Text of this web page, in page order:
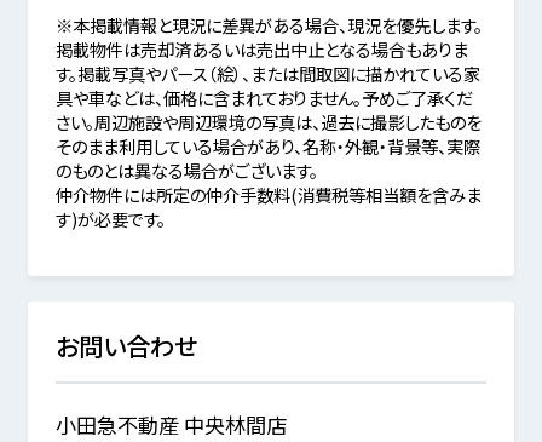
※本掲載情報と現況に差異がある場合、現況を優先します。
掲載物件は売却済あるいは売出中止となる場合もありま
す。掲載写真やパース（絵）、または間取図に描かれている家
具や車などは、価格に含まれておりません。予めご了承くだ
さい。周辺施設や周辺環境の写真は、過去に撮影したものを
そのまま利用している場合があり、名称・外観・背景等、実際
のものとは異なる場合がございます。
仲介物件には所定の仲介手数料(消費税等相当額を含みま
す)が必要です。
お問い合わせ
小田急不動産 中央林間店